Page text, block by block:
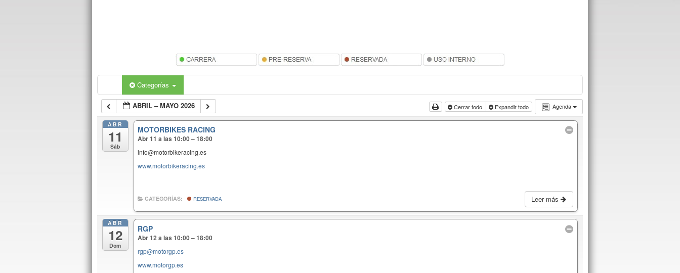
Categorías
Agenda
ABRIL – MAYO 2026 Cerrar todo Expandir todo
ABR
11
Sáb
MOTORBIKES RACING
Abr 11 a las 10:00 – 18:00
info@motorbikeracing.es
www.motorbikeracing.es
Leer más
CATEGORÍAS: RESERVADA
ABR
12
Dom
RGP
Abr 12 a las 10:00 – 18:00
rgp@motorgp.es
www.motorgp.es